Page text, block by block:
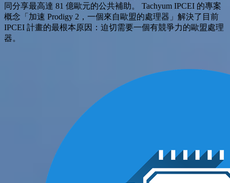
同分享最高達 81 億歐元的公共補助。 Tachyum IPCEI 的專案
概念「加速 Prodigy 2，一個來自歐盟的處理器」解決了目前
IPCEI 計畫的最根本原因：迫切需要一個有競爭力的歐盟處理
器。